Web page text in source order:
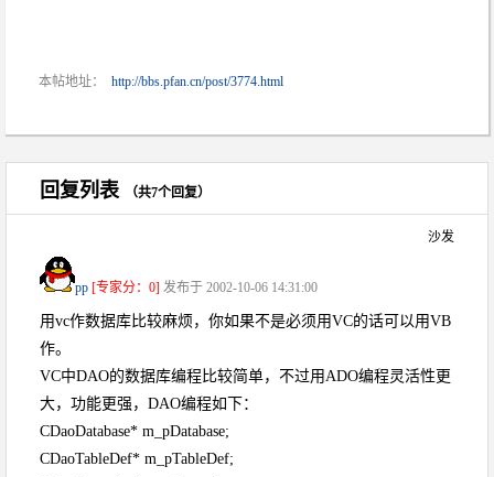
本帖地址： http://bbs.pfan.cn/post/3774.html
回复列表 （共7个回复）
沙发
pp [专家分：0] 发布于 2002-10-06 14:31:00
用vc作数据库比较麻烦，你如果不是必须用VC的话可以用VB
作。
VC中DAO的数据库编程比较简单，不过用ADO编程灵活性更
大，功能更强，DAO编程如下：
CDaoDatabase* m_pDatabase;
CDaoTableDef* m_pTableDef;